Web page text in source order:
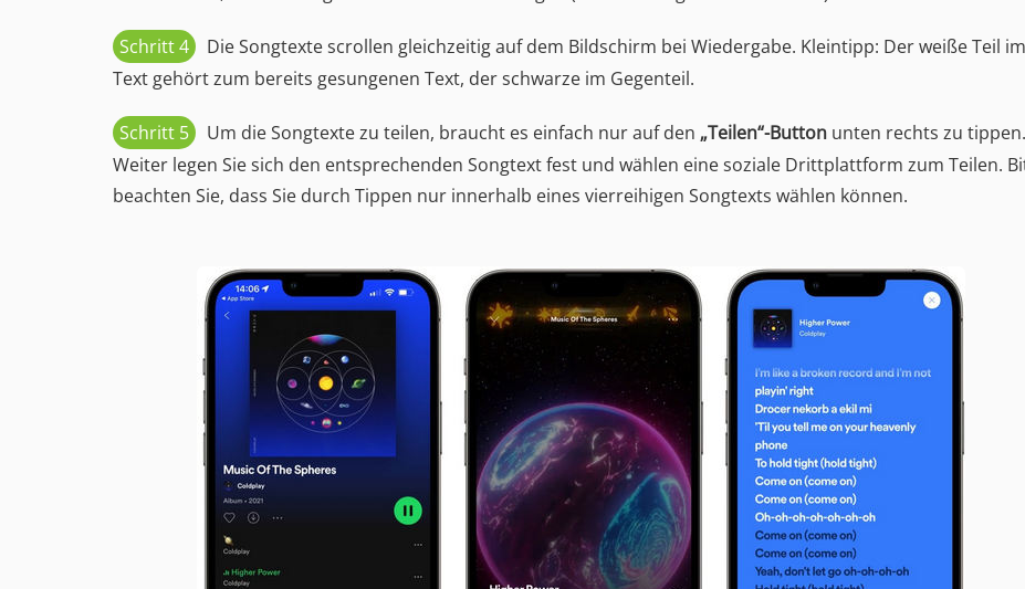
Schritt 4
Die Songtexte scrollen gleichzeitig auf dem Bildschirm bei Wiedergabe. Kleintipp: Der weiße Teil im
Text gehört zum bereits gesungenen Text, der schwarze im Gegenteil.
Schritt 5 Um die Songtexte zu teilen, braucht es einfach nur auf den „Teilen“-Button unten rechts zu tippen.
Weiter legen Sie sich den entsprechenden Songtext fest und wählen eine soziale Drittplattform zum Teilen.
beachten Sie, dass Sie durch Tippen nur innerhalb eines vierreihigen Songtexts wählen können.